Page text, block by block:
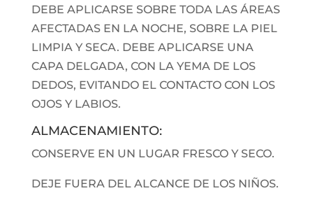
DEBE APLICARSE SOBRE TODA LAS ÁREAS
AFECTADAS EN LA NOCHE, SOBRE LA PIEL
LIMPIA Y SECA. DEBE APLICARSE UNA
CAPA DELGADA, CON LA YEMA DE LOS
DEDOS, EVITANDO EL CONTACTO CON LOS
OJOS Y LABIOS.
ALMACENAMIENTO:
CONSERVE EN UN LUGAR FRESCO Y SECO.
DEJE FUERA DEL ALCANCE DE LOS NIÑOS.